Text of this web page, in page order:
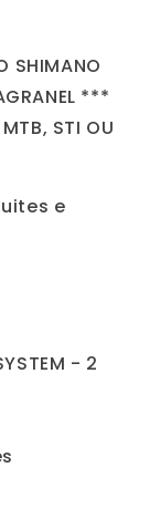
SHIMANO
***
STI OU
e
- 2